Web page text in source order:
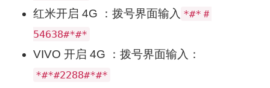
红米开启 4G ：拨号界面输入 *#*＃
54638#*#*
VIVO 开启 4G ：拨号界面输入：
*#*#2288#*#*